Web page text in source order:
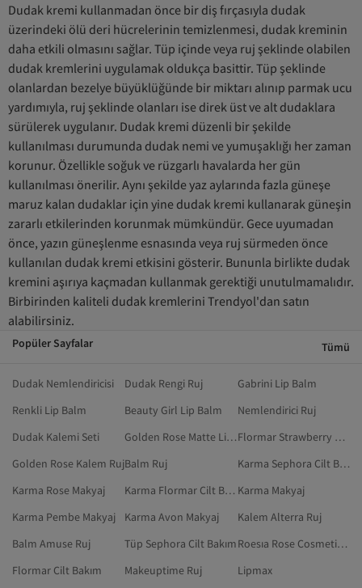
Dudak kremi kullanmadan önce bir diş fırçasıyla dudak
üzerindeki ölü deri hücrelerinin temizlenmesi, dudak kreminin
daha etkili olmasını sağlar. Tüp içinde veya ruj şeklinde olabilen
dudak kremlerini uygulamak oldukça basittir. Tüp şeklinde
olanlardan bezelye büyüklüğünde bir miktarı alınıp parmak ucu
yardımıyla, ruj şeklinde olanları ise direk üst ve alt dudaklara
sürülerek uygulanır. Dudak kremi düzenli bir şekilde
kullanılması durumunda dudak nemi ve yumuşaklığı her zaman
korunur. Özellikle soğuk ve rüzgarlı havalarda her gün
kullanılması önerilir. Aynı şekilde yaz aylarında fazla güneşe
maruz kalan dudaklar için yine dudak kremi kullanarak güneşin
zararlı etkilerinden korunmak mümkündür. Gece uyumadan
önce, yazın güneşlenme esnasında veya ruj sürmeden önce
kullanılan dudak kremi etkisini gösterir. Bununla birlikte dudak
kremini aşırıya kaçmadan kullanmak gerektiği unutulmamalıdır.
Birbirinden kaliteli dudak kremlerini Trendyol'dan satın
alabilirsiniz.
Popüler Sayfalar Tümü
Dudak Nemlendiricisi Dudak Rengi Ruj
Gabrini Lip Balm
Renkli Lip Balm
Beauty Girl Lip Balm
Nemlendirici Ruj
Dudak Kalemi Seti
Golden Rose Matte Lipstick Crayon
Flormar Strawberry Lip Balm
Golden Rose Kalem RujBalm Ruj
Karma Sephora Cilt Bakım
Karma Rose Makyaj
Karma Flormar Cilt Bakım Karma Makyaj
Karma Pembe Makyaj
Karma Avon Makyaj
Kalem Alterra Ruj
Balm Amuse Ruj
Tüp Sephora Cilt Bakım
Roesıa Rose Cosmetics Ruj
Flormar Cilt Bakım
Makeuptime Ruj
Lipmax